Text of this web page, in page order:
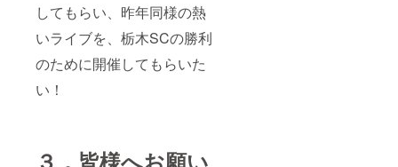
してもらい、昨年同様の熱
いライブを、栃木SCの勝利
のために開催してもらいた
い！
３．皆様へお願い